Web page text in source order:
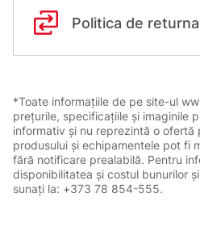
Politica de
*Toate informațiile de pe site-ul
prețurile, specificațiile și imaginile
informativ și nu reprezintă o ofertă
produsului și echipamentele pot fi
fără notificare prealabilă. Pentru
disponibilitatea și costul bunurilor
sunați la: +373 78 854-555.